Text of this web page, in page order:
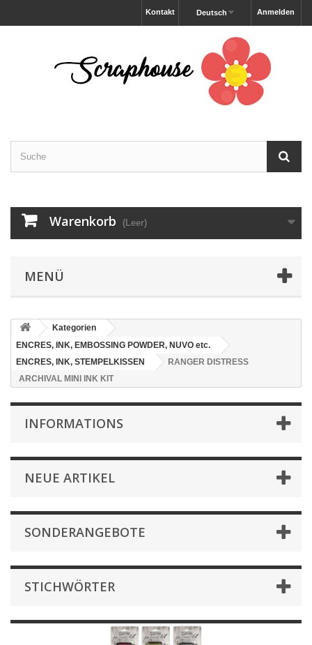
Anmelden
Deutsch
Kontakt
Warenkorb (Leer)
MENÜ
Kategorien
ENCRES, INK, EMBOSSING POWDER, NUVO etc.
ENCRES, INK, STEMPELKISSEN
RANGER DISTRESS
ARCHIVAL MINI INK KIT
INFORMATIONS
NEUE ARTIKEL
SONDERANGEBOTE
STICHWÖRTER